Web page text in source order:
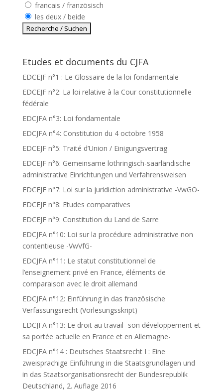
francais / französisch
les deux / beide
Etudes et documents du CJFA
EDCEJF n°1 : Le Glossaire de la loi fondamentale
EDCEJF n°2: La loi relative à la Cour constitutionnelle
fédérale
EDCJFA n°3: Loi fondamentale
EDCJFA n°4: Constitution du 4 octobre 1958
EDCEJF n°5: Traité d’Union / Einigungsvertrag
EDCEJF n°6: Gemeinsame lothringisch-saarländische
administrative Einrichtungen und Verfahrensweisen
EDCEJF n°7: Loi sur la juridiction administrative -VwGO-
EDCEJF n°8: Etudes comparatives
EDCEJF n°9: Constitution du Land de Sarre
EDCJFA n°10: Loi sur la procédure administrative non
contentieuse -VwVfG-
EDCJFA n°11: Le statut constitutionnel de
l’enseignement privé en France, éléments de
comparaison avec le droit allemand
EDCJFA n°12: Einführung in das französische
Verfassungsrecht (Vorlesungsskript)
EDCJFA n°13: Le droit au travail -son développement et
sa portée actuelle en France et en Allemagne-
EDCJFA n°14 : Deutsches Staatsrecht I : Eine
zweisprachige Einführung in die Staatsgrundlagen und
in das Staatsorganisationsrecht der Bundesrepublik
Deutschland, 2. Auflage 2016